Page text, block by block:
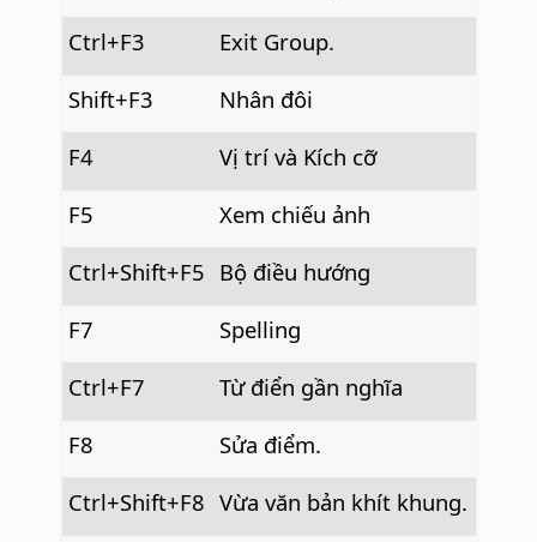
Ctrl+F3
Exit Group.
Shift+F3
Nhân đôi
F4
Vị trí và Kích cỡ
F5
Xem chiếu ảnh
Ctrl+Shift+F5 Bộ điều hướng
F7
Spelling
Ctrl+F7
Từ điển gần nghĩa
F8
Sửa điểm.
Ctrl+Shift+F8 Vừa văn bản khít khung.